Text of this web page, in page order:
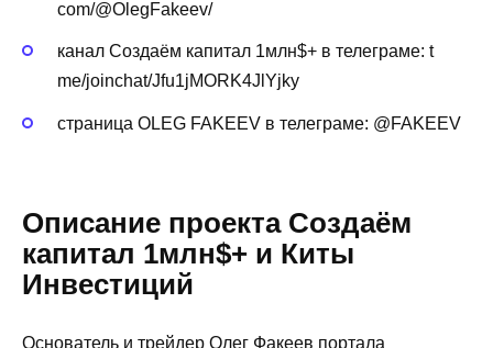
com/@OlegFakeev/
канал Создаём капитал 1млн$+ в телеграме: t
me/joinchat/Jfu1jMORK4JlYjky
страница OLEG FAKEEV в телеграме: @FAKEEV
Описание проекта Создаём
капитал 1млн$+ и Киты
Инвестиций
Основатель и трейдер Олег Факеев портала